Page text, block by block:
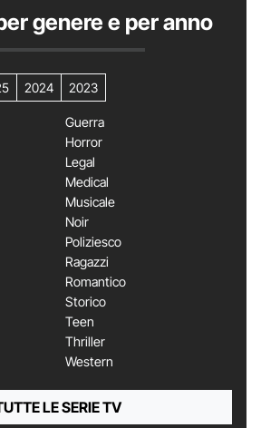
genere e per anno
2024 2023
Guerra
Horror
Legal
Medical
Musicale
Noir
Poliziesco
Ragazzi
Romantico
Storico
Teen
Thriller
Western
LE SERIE TV